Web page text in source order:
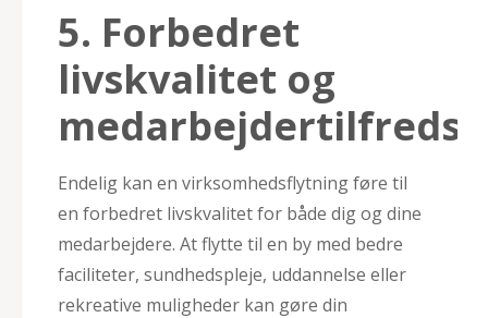
5. Forbedret
livskvalitet og
Endelig kan en virksomhedsflytning føre til
en forbedret livskvalitet for både dig og dine
medarbejdere. At flytte til en by med bedre
faciliteter, sundhedspleje, uddannelse eller
rekreative muligheder kan gøre din